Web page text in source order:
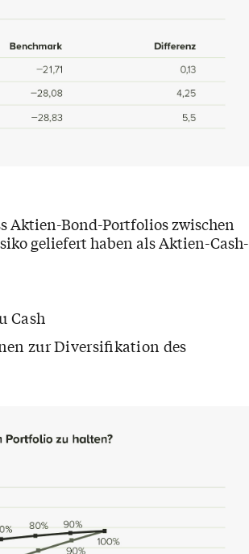
Aktien-Bond-Portfolios zwischen
geliefert haben als Aktien-Cash-
Cash
zur Diversifikation des